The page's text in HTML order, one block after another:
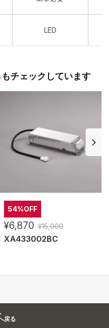
LED
チェックしています
54%OFF
¥6,870 ¥15,000
XA433002BC
戻る